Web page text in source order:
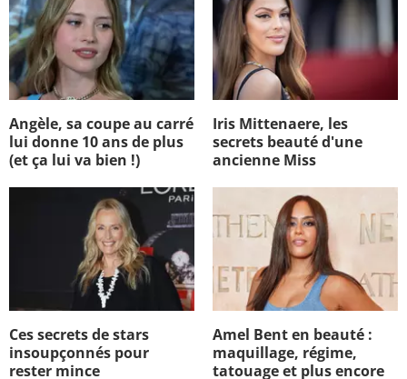
Angèle, sa coupe au carré
lui donne 10 ans de plus
(et ça lui va bien !)
Iris Mittenaere, les
secrets beauté d'une
ancienne Miss
Ces secrets de stars
insoupçonnés pour
rester mince
Amel Bent en beauté :
maquillage, régime,
tatouage et plus encore